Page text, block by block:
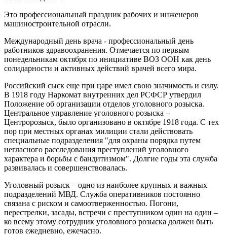
Это профессиональный праздник рабочих и инженеров
машиностроительной отрасли.
Международный день врача - профессиональный день
работников здравоохранения. Отмечается по первым
понедельникам октября по инициативе ВОЗ ООН как день
солидарности и активных действий врачей всего мира.
Российский сыск еще при царе имел свою значимость и силу.
В 1918 году Наркомат внутренних дел РСФСР утвердил
Положение об организации отделов уголовного розыска.
Центральное управление уголовного розыска –
Центророзыск, было организовано в октябре 1918 года. С тех
пор при местных органах милиции стали действовать
специальные подразделения "для охраны порядка путем
негласного расследования преступлений уголовного
характера и борьбы с бандитизмом". Долгие годы эта служба
развивалась и совершенствовалась.
Уголовный розыск – одно из наиболее крупных и важных
подразделений МВД. Служба оперативников постоянно
связана с риском и самоотверженностью. Погони,
перестрелки, засады, встречи с преступником один на один –
ко всему этому сотрудник уголовного розыска должен быть
готов ежедневно, ежечасно.